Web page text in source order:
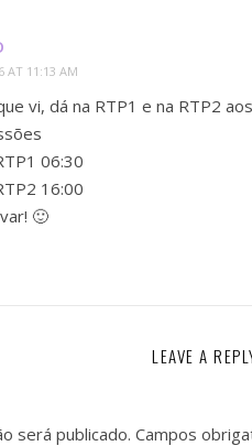
AT 11:13 AM
vi, dá na RTP1 e na RTP2
06:30
16:00
🙂
LEAVE A
será publicado. Campos